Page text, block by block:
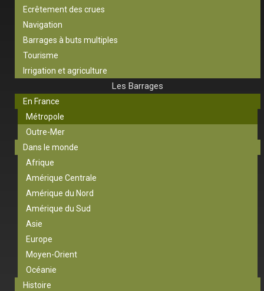
Ecrêtement des crues
Navigation
Barrages à buts multiples
Tourisme
Irrigation et agriculture
Les Barrages
En France
Métropole
Outre-Mer
Dans le monde
Afrique
Amérique Centrale
Amérique du Nord
Amérique du Sud
Asie
Europe
Moyen-Orient
Océanie
Histoire